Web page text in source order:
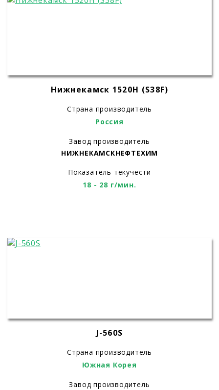
Нижнекамск 1520Н (S38F)
Страна производитель
Россия
Завод производитель
НИЖНЕКАМСКНЕФТЕХИМ
Показатель текучести
18 - 28 г/мин.
J-560S
Страна производитель
Южная Корея
Завод производитель